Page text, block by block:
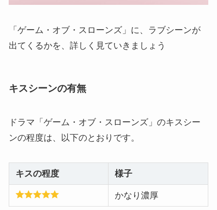
「ゲーム・オブ・スローンズ」に、ラブシーンが
出てくるかを、詳しく見ていきましょう
キスシーンの有無
ドラマ「ゲーム・オブ・スローンズ」のキスシー
ンの程度は、以下のとおりです。
キスの程度 様子
かなり濃厚